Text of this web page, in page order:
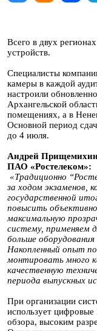
Всего в двух
устройств.
Специалисты
камеры в каждой
настроили
Архангельской
помещениях, а в
Основной период
до 4 июля.
Андрей
ПАО «Ростелеком»:
«Традиционно
за ходом экзаменов,
государственной
повысить
максимальную
систему, применяем
больше
Накопленный опыт
монтировать много
качественную
периода выпускных
При организации
использует
обзора, высоким